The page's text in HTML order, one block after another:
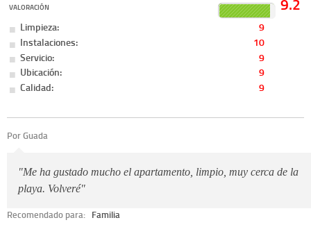
VALORACIÓN
Limpieza:
9
Instalaciones:
10
Servicio:
9
Ubicación:
9
Calidad:
9
Por Guada
"Me ha gustado mucho el apartamento, limpio, muy cerca de la
playa. Volveré"
Recomendado para: Familia